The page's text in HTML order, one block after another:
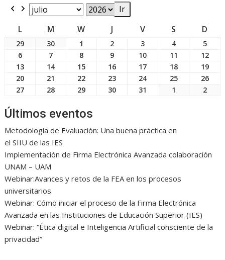
Previous
Next
Month
Year
LLUNES MMARTES
WMIÉRCOLES
JJUEVES VVIERNES
SSÁBADO
D
2929
2026
3030
1
julio,
2026
22
julio,
2026
33
julio,
2026
44
julio,
2026
55
julio,
2026
66
julio,
2026
77
julio,
2026
88
julio,
2026
99
julio,
2026
1010
julio,
11
julio,
2026
1212
julio,
2026
1313
julio,
2026
1414
2026
1515
julio,
2026
1616
julio,
2026
1717
julio,
1818
julio,
1919
julio,
2020
julio,
21
julio,
2222
julio,
2323
julio,
2424
2525
2626
2727
2026
2828
2026
2929
2026
3030
31 1 22
Últimos eventos
Metodología de Evaluación: Una buena práctica en
el SIIU de las IES
Implementación de Firma Electrónica Avanzada colaboración
UNAM – UAM
Webinar:Avances y retos de la FEA en los procesos
universitarios
Webinar: Cómo iniciar el proceso de la Firma Electrónica
Avanzada en las Instituciones de Educación Superior (IES)
Webinar: “Ética digital e Inteligencia Artificial consciente de la
privacidad”